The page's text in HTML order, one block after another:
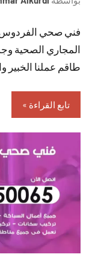
فني صحي الفردوس
المجاري الصحية
طاقم عملنا
تابع القراءة